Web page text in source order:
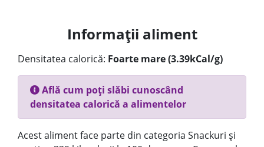
Informații aliment
Densitatea calorică: Foarte mare (3.39kCal/g)
Află cum poți slăbi cunoscând
densitatea calorică a alimentelor
Acest aliment face parte din categoria Snackuri și